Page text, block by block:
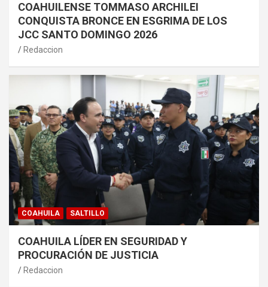
COAHUILENSE TOMMASO ARCHILEI
CONQUISTA BRONCE EN ESGRIMA DE LOS
JCC SANTO DOMINGO 2026
Redaccion
COAHUILA SALTILLO
COAHUILA LÍDER EN SEGURIDAD Y
PROCURACIÓN DE JUSTICIA
Redaccion